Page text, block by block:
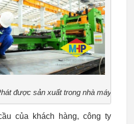
được sản xuất trong nhà máy hiện
của khách hàng, công ty